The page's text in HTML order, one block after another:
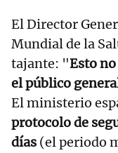
El Director
Mundial de la
tajante: "Esto
el público
El ministerio
protocolo de
días (el periodo